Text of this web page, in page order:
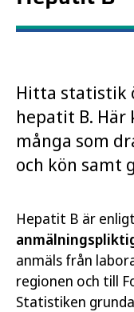
Hitta statistik
hepatit B.
många som
och kön samt
Hepatit B är
anmäls från
regionen och till
Statistiken